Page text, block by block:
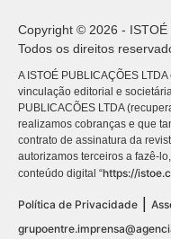
Copyright © 2026 - ISTOÉ
Todos os direitos
A ISTOÉ PUBLICAÇÕES
vinculação editorial e
PUBLICACÕES LTDA
realizamos cobranças e que
contrato de assinatura da
autorizamos terceiros a fazê-
conteúdo digital “https://
Política de Privacidade